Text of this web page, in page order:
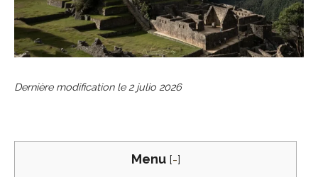
Dernière modification le 2 julio 2026
Menu [-]